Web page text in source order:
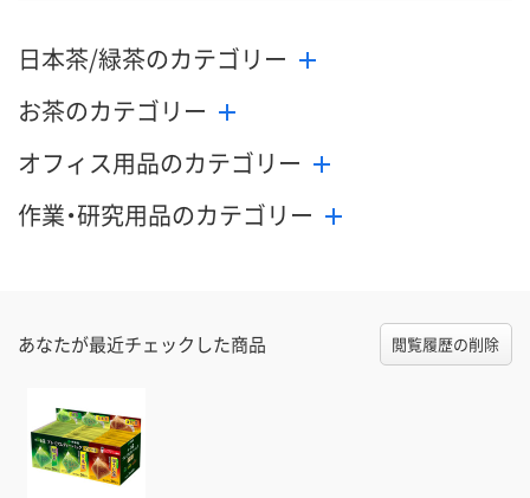
日本茶/緑茶のカテゴリー
お茶のカテゴリー
オフィス用品のカテゴリー
作業・研究用品のカテゴリー
あなたが最近チェックした商品 閲覧履歴の削除